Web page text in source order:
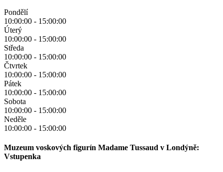
Pondělí
10:00:00 - 15:00:00
Úterý
10:00:00 - 15:00:00
Středa
10:00:00 - 15:00:00
Čtvrtek
10:00:00 - 15:00:00
Pátek
10:00:00 - 15:00:00
Sobota
10:00:00 - 15:00:00
Neděle
10:00:00 - 15:00:00
Muzeum voskových figurín Madame Tussaud v Londýně:
Vstupenka